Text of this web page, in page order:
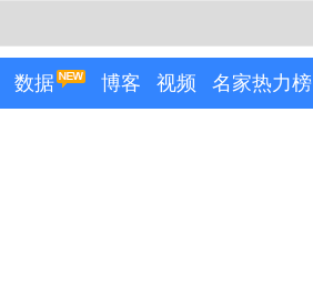
数据 博客 视频 名家热力榜